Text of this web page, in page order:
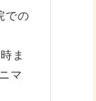
での
ま
マ